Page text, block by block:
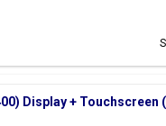
Display + Touchscreen